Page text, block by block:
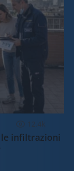
12.4k
le infiltrazioni